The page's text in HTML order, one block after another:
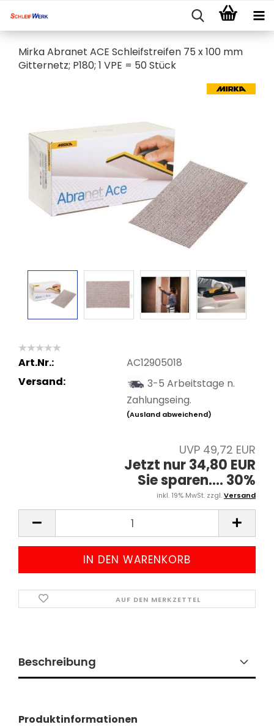
Mirka Abranet ACE Schleifstreifen 75 x 100 mm
Gitternetz; P180; 1 VPE = 50 Stück
Art.Nr.:
AC12905018
Versand:
3-5 Arbeitstage n.
Zahlungseing.
(Ausland abweichend)
UVP 49,72 EUR
Jetzt nur 34,80 EUR
Sie sparen.... 30%
inkl. 19% MwSt. zzgl.Versand
AUF DEN MERKZETTEL
Beschreibung
Produktinformationen